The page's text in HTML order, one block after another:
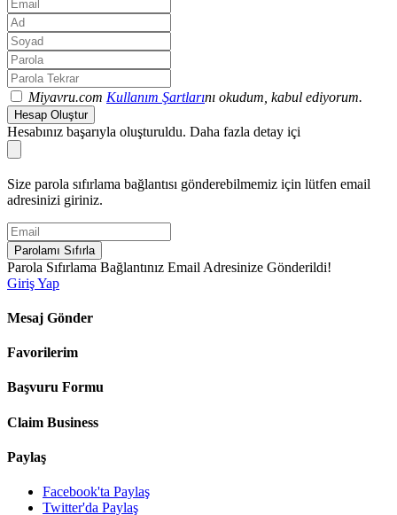
Miyavru.com Kullanım Şartlarını okudum, kabul ediyorum.
Hesap Oluştur
Hesabınız başarıyla oluşturuldu. Daha fazla detay içi
Size parola sıfırlama bağlantısı gönderebilmemiz için lütfen email
adresinizi giriniz.
Parolamı Sıfırla
Parola Sıfırlama Bağlantınız Email Adresinize Gönderildi!
Giriş Yap
Mesaj Gönder
Favorilerim
Başvuru Formu
Claim Business
Paylaş
Facebook'ta Paylaş
Twitter'da Paylaş